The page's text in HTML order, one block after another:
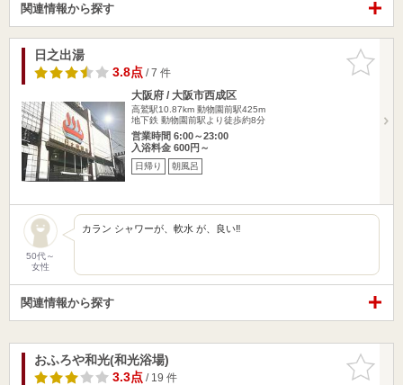
関連情報から探す
お気に入
りに追加
日之出湯
3.8点/ 7 件
大阪府 / 大阪市西成区
高鷲駅10.87km 動物園前駅425m
地下鉄 動物園前駅より徒歩約8分
営業時間 6:00～23:00
入浴料金 600円～
日帰り 朝風呂
50代～
女性
カラン シャワーが、軟水 が、良い‼️
関連情報から探す
お気に入
りに追加
おふろや和光(和光浴場)
3.3点/ 19 件